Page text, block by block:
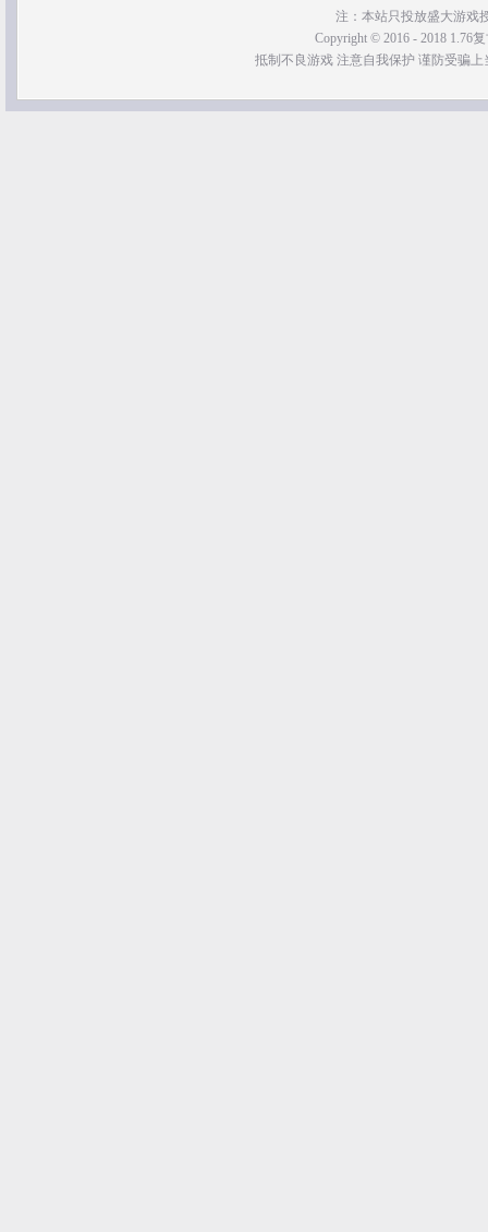
注：本站只投放盛大游戏
Copyright © 2016 - 2018 1.76
抵制不良游戏 注意自我保护 谨防受骗